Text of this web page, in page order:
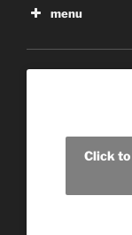
menu
Click to